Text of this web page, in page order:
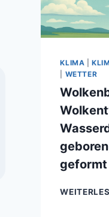
KLIMA |
WETTER
geformt